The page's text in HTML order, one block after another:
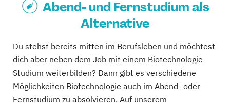
Abend- und Fernstudium als
Alternative
Du stehst bereits mitten im Berufsleben und möchtest
dich aber neben dem Job mit einem Biotechnologie
Studium weiterbilden? Dann gibt es verschiedene
Möglichkeiten Biotechnologie auch im Abend- oder
Fernstudium zu absolvieren. Auf unserem